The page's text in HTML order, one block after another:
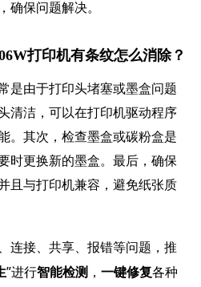
确保问题解决。
打印机有条纹怎么消除？
是由于打印头堵塞或墨盒问题
清洁，可以在打印机驱动程序
。其次，检查墨盒或碳粉盒是
时更换新的墨盒。最后，确保
且与打印机兼容，避免纸张质
连接、共享、报错等问题，推
”进行智能检测， 一键修复各种